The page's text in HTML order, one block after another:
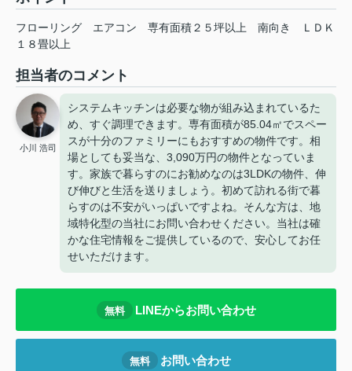
フローリング エアコン 専有面積２５坪以上 南向き
ＬＤＫ
１８畳以上
担当者のコメント
小川 浩司
システムキッチンは必要な物が組み込まれているた
め、すぐ調理できます。専有面積が85.04㎡でスペー
スが十分のファミリーにもおすすめの物件です。相
場としても妥当な、3,090万円の物件となっていま
す。家族で暮らすのにお勧めなのは3LDKの物件、伸
び伸びと生活を送りましょう。初めて訪れる街で暮
らすのは不安がいっぱいですよね。そんな方は、地
域特化型の当社にお問い合わせください。当社は確
かな住宅情報をご提供しているので、安心してお任
せいただけます。
無料 LINEからお問い合わせ
無料 お問い合わせ